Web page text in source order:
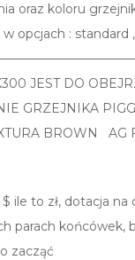
oraz koloru
opcjach : standard
JEST DO
GRZEJNIKA
BROWN
ile to zł, dotacja
parach końcówek,
zacząć